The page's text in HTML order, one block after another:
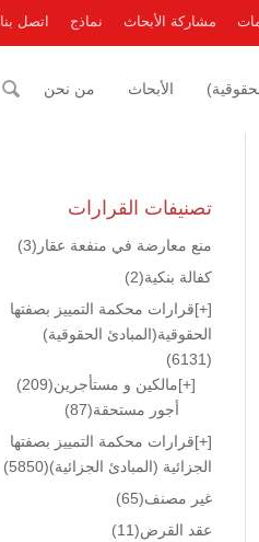
مشاركة الأبحاث نماذج اتصل بنا
الأبحاث من نحن
تصنيفات القرارات
منع معارضة في منفعة عقار (3)
كفالة بنكية(2)
[+]قرارات محكمة التمييز بصفتها
الحقوقية(المبادئ الحقوقية)
(6131)
[+]مالكين و مستأجرين(209)
أجور مستحقة(87)
[+]قرارات محكمة التمييز بصفتها
الجزائية (المبادئ الجزائية)(5850)
غير مصنف(65)
عقد القرض(11)